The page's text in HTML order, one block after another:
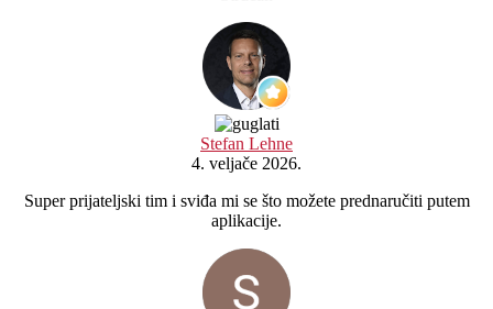
Stefan Lehne
4. veljače 2026.
Super prijateljski tim i sviđa mi se što možete prednaručiti putem
aplikacije.